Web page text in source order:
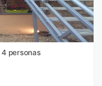
personas